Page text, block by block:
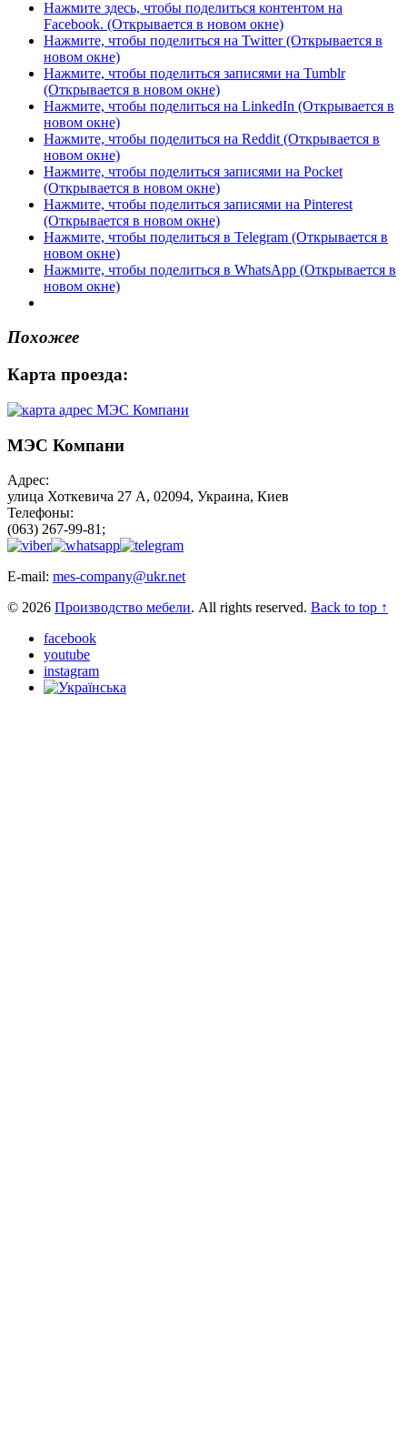
Нажмите здесь, чтобы поделиться контентом на
Facebook. (Открывается в новом окне)
Нажмите, чтобы поделиться на Twitter (Открывается в
новом окне)
Нажмите, чтобы поделиться записями на Tumblr
(Открывается в новом окне)
Нажмите, чтобы поделиться на LinkedIn (Открывается в
новом окне)
Нажмите, чтобы поделиться на Reddit (Открывается в
новом окне)
Нажмите, чтобы поделиться записями на Pocket
(Открывается в новом окне)
Нажмите, чтобы поделиться записями на Pinterest
(Открывается в новом окне)
Нажмите, чтобы поделиться в Telegram (Открывается в
новом окне)
Нажмите, чтобы поделиться в WhatsApp (Открывается в
новом окне)
Похожее
Карта проезда:
МЭС Компани
Адрес:
улица Хоткевича 27 А, 02094, Украина, Киев
Телефоны:
(063) 267-99-81;
E-mail: mes-company@ukr.net
© 2026 Производство мебели. All rights reserved. Back to top ↑
facebook
youtube
instagram